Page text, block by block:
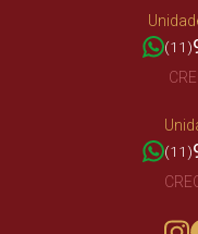
(11)
(11)